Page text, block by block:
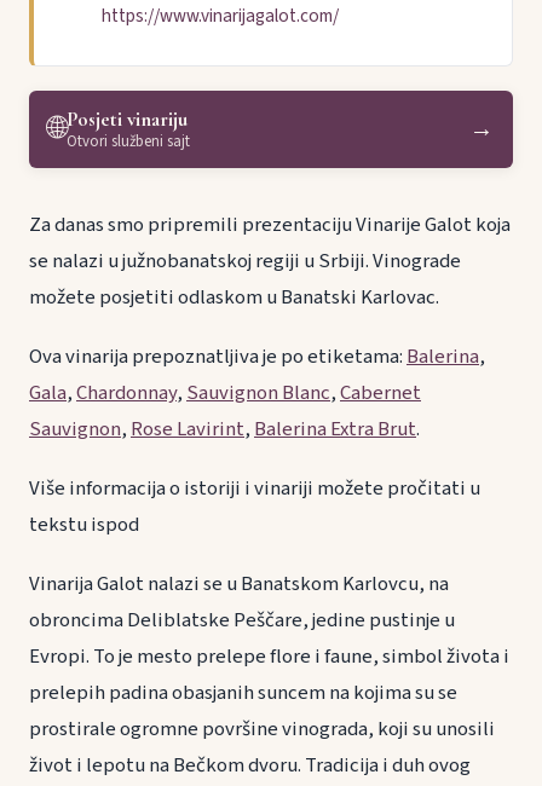
https://www.vinarijagalot.com/
🌐Posjeti vinariju
Otvori službeni sajt →
Za danas smo pripremili prezentaciju Vinarije Galot koja
se nalazi u južnobanatskoj regiji u Srbiji. Vinograde
možete posjetiti odlaskom u Banatski Karlovac.
Ova vinarija prepoznatljiva je po etiketama:Balerina,
Gala,Chardonnay,Sauvignon Blanc,Cabernet
Sauvignon,Rose Lavirint,Balerina Extra Brut.
Više informacija o istoriji i vinariji možete pročitati u
tekstu ispod
Vinarija Galot nalazi se u Banatskom Karlovcu, na
obroncima Deliblatske Peščare, jedine pustinje u
Evropi. To je mesto prelepe flore i faune, simbol života i
prelepih padina obasjanih suncem na kojima su se
prostirale ogromne površine vinograda, koji su unosili
život i lepotu na Bečkom dvoru. Tradicija i duh ovog